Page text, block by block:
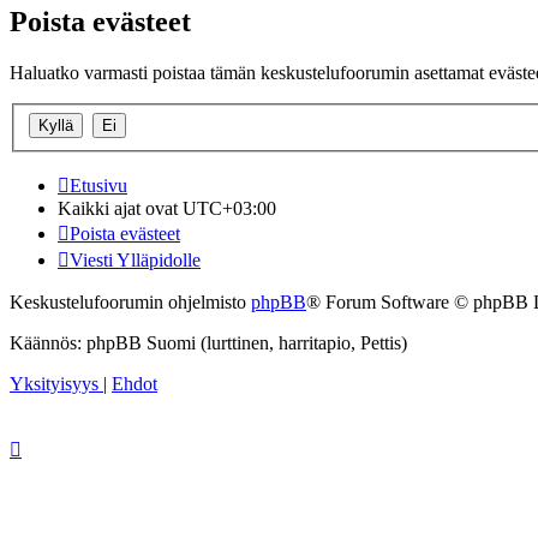
Poista evästeet
Haluatko varmasti poistaa tämän keskustelufoorumin asettamat
Etusivu
Kaikki ajat ovat UTC+03:00
Poista evästeet
Viesti Ylläpidolle
Keskustelufoorumin ohjelmisto phpBB® Forum Software © phpBB
Käännös: phpBB Suomi (lurttinen, harritapio, Pettis)
Yksityisyys | Ehdot